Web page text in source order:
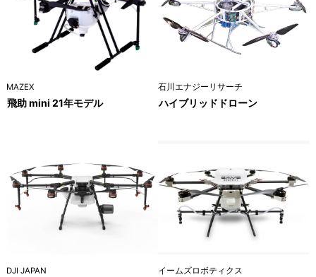
MAZEX
飛助 mini 21年モデル
石川エナジーリサーチ
ハイブリッドドローン
DJI JAPAN イームズロボティクス